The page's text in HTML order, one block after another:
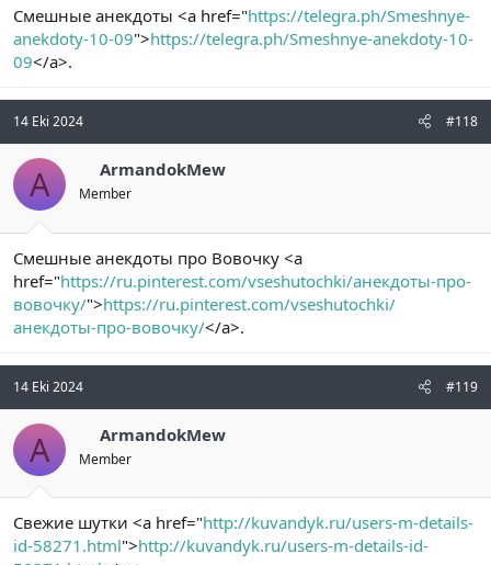
Смешные анекдоты <a href="https://telegra.ph/Smeshnye-
anekdoty-10-09">https://telegra.ph/Smeshnye-anekdoty-10-
09</a>.
14 Eki 2024 #118
A ArmandokMew
Member
Смешные анекдоты про Вовочку <a
href="https://ru.pinterest.com/vseshutochki/анекдоты-про-
вовочку/">https://ru.pinterest.com/vseshutochki/
анекдоты-про-вовочку/</a>.
14 Eki 2024 #119
A ArmandokMew
Member
Свежие шутки <a href="http://kuvandyk.ru/users-m-details-
id-58271.html">http://kuvandyk.ru/users-m-details-id-